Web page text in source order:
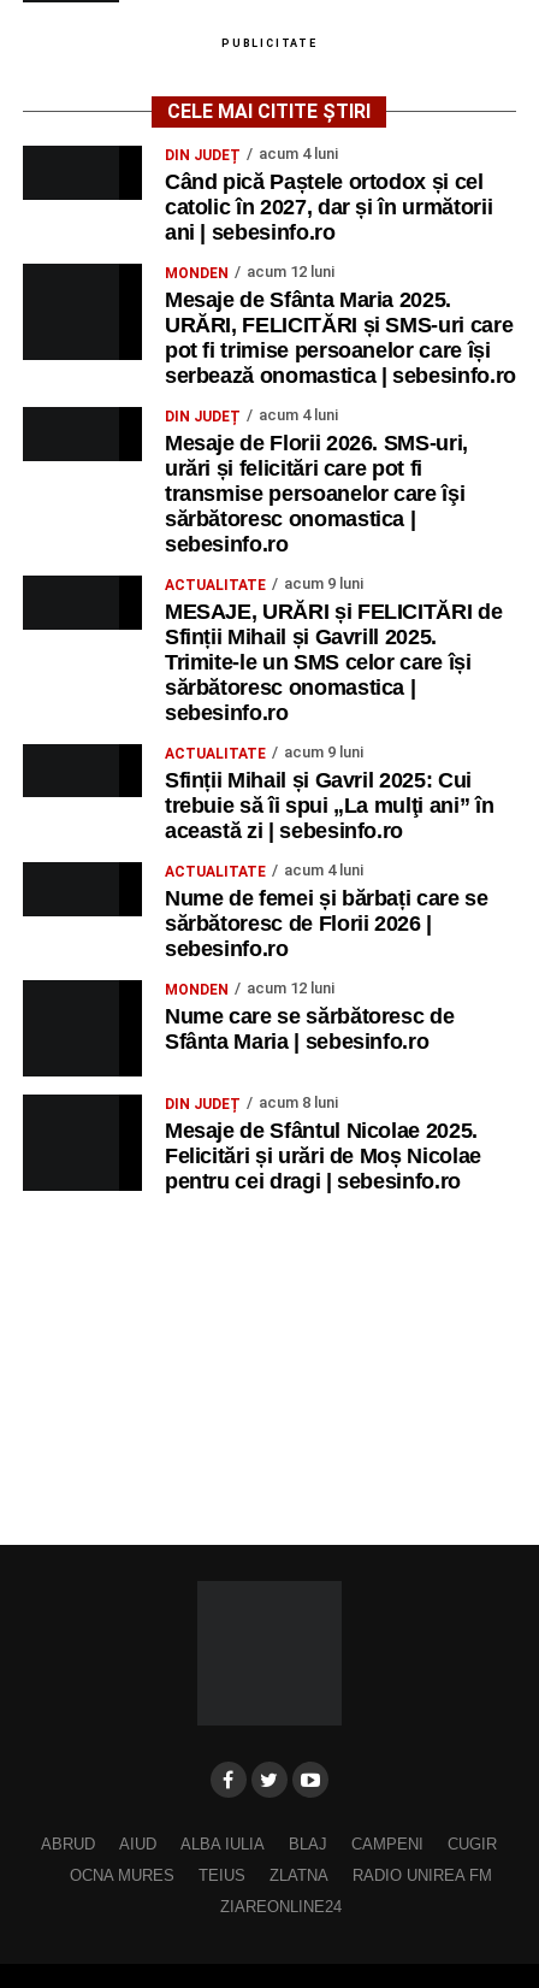
PUBLICITATE
CELE MAI CITITE ȘTIRI
DIN JUDEȚ acum 4 luni
Când pică Paștele ortodox și cel
catolic în 2027, dar și în următorii
ani | sebesinfo.ro
MONDEN acum 12 luni
Mesaje de Sfânta Maria 2025.
URĂRI, FELICITĂRI și SMS-uri care
pot fi trimise persoanelor care își
serbează onomastica | sebesinfo.ro
DIN JUDEȚ acum 4 luni
Mesaje de Florii 2026. SMS-uri,
urări și felicitări care pot fi
transmise persoanelor care îşi
sărbătoresc onomastica |
sebesinfo.ro
ACTUALITATE acum 9 luni
MESAJE, URĂRI și FELICITĂRI de
Sfinții Mihail și Gavrill 2025.
Trimite-le un SMS celor care își
sărbătoresc onomastica |
sebesinfo.ro
ACTUALITATE acum 9 luni
Sfinții Mihail și Gavril 2025: Cui
trebuie să îi spui „La mulţi ani” în
această zi | sebesinfo.ro
ACTUALITATE acum 4 luni
Nume de femei și bărbați care se
sărbătoresc de Florii 2026 |
sebesinfo.ro
MONDEN acum 12 luni
Nume care se sărbătoresc de
Sfânta Maria | sebesinfo.ro
DIN JUDEȚ acum 8 luni
Mesaje de Sfântul Nicolae 2025.
Felicitări și urări de Moș Nicolae
pentru cei dragi | sebesinfo.ro
ABRUD AIUD ALBA IULIA BLAJ CAMPENI
CUGIR
OCNA MURES
TEIUS ZLATNA
RADIO UNIREA FM
ZIAREONLINE24